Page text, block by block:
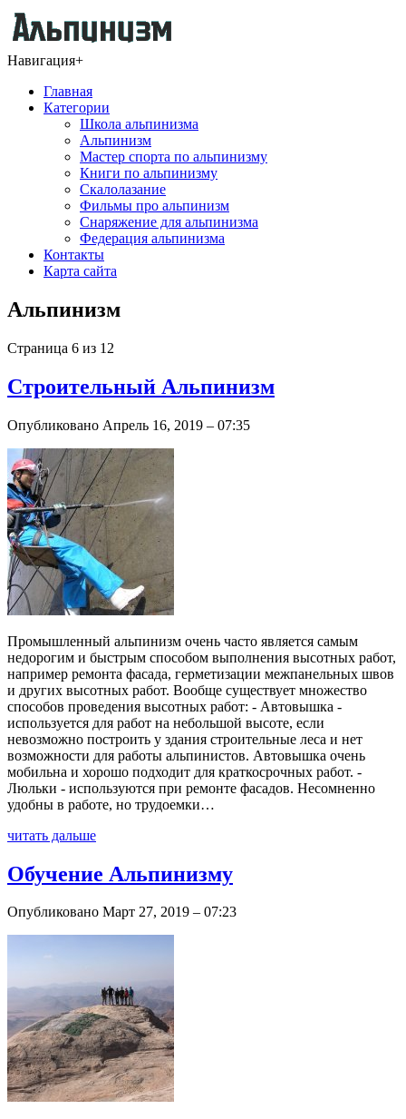
Навигация+
Главная
Категории
Школа альпинизма
Альпинизм
Мастер спорта по альпинизму
Книги по альпинизму
Скалолазание
Фильмы про альпинизм
Снаряжение для альпинизма
Федерация альпинизма
Контакты
Карта сайта
Альпинизм
Страница 6 из 12
Строительный Альпинизм
Опубликовано Апрель 16, 2019 – 07:35
Промышленный альпинизм очень часто является самым
недорогим и быстрым способом выполнения высотных работ,
например ремонта фасада, герметизации межпанельных швов
и других высотных работ. Вообще существует множество
способов проведения высотных работ: - Автовышка -
используется для работ на небольшой высоте, если
невозможно построить у здания строительные леса и нет
возможности для работы альпинистов. Автовышка очень
мобильна и хорошо подходит для краткосрочных работ. -
Люльки - используются при ремонте фасадов. Несомненно
удобны в работе, но трудоемки…
читать дальше
Обучение Альпинизму
Опубликовано Март 27, 2019 – 07:23